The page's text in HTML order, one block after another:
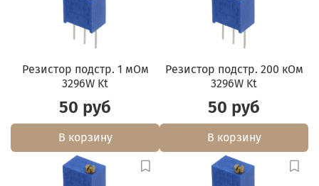
Резистор подстр. 1 мОм
3296W Kt
50 руб
В корзину
Резистор подстр. 200 кОм
3296W Kt
50 руб
В корзину